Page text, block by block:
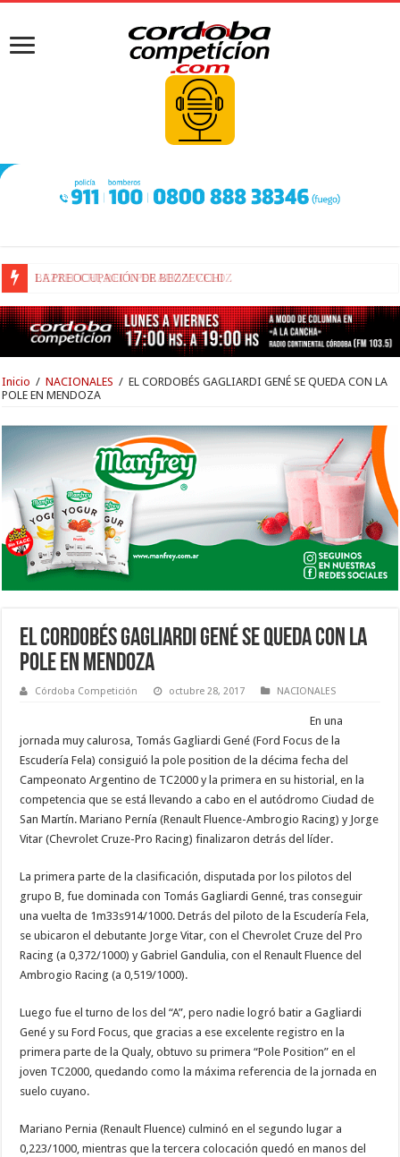
BEZZECCHI, RECUPERADO Y VELOZ
Inicio / NACIONALES / EL CORDOBÉS GAGLIARDI GENÉ SE QUEDA CON LA
POLE EN MENDOZA
EL CORDOBÉS GAGLIARDI GENÉ SE QUEDA CON LA
POLE EN MENDOZA
Córdoba Competición octubre 28, 2017 NACIONALES
En una
jornada muy calurosa, Tomás Gagliardi Gené (Ford Focus de la
Escudería Fela) consiguió la pole position de la décima fecha del
Campeonato Argentino de TC2000 y la primera en su historial, en la
competencia que se está llevando a cabo en el autódromo Ciudad de
San Martín. Mariano Pernía (Renault Fluence-Ambrogio Racing) y Jorge
Vitar (Chevrolet Cruze-Pro Racing) finalizaron detrás del líder.
La primera parte de la clasificación, disputada por los pilotos del
grupo B, fue dominada con Tomás Gagliardi Genné, tras conseguir
una vuelta de 1m33s914/1000. Detrás del piloto de la Escudería Fela,
se ubicaron el debutante Jorge Vitar, con el Chevrolet Cruze del Pro
Racing (a 0,372/1000) y Gabriel Gandulia, con el Renault Fluence del
Ambrogio Racing (a 0,519/1000).
Luego fue el turno de los del “A”, pero nadie logró batir a Gagliardi
Gené y su Ford Focus, que gracias a ese excelente registro en la
primera parte de la Qualy, obtuvo su primera “Pole Position” en el
joven TC2000, quedando como la máxima referencia de la jornada en
suelo cuyano.
Mariano Pernia (Renault Fluence) culminó en el segundo lugar a
0,223/1000, mientras que la tercera colocación quedó en manos del